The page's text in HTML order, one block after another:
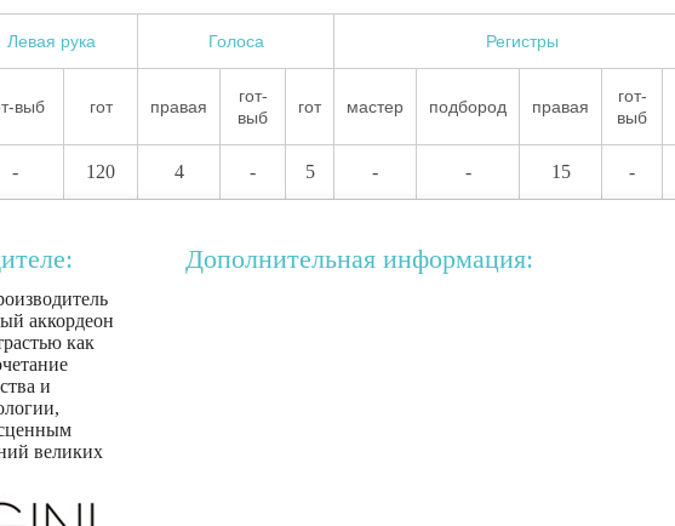
Левая рука Голоса Регистры
выб гот правая
гот-
выб
гот мастер подбород правая
гот-
выб
- 120 4 - 5 - - 15 -
аккордеон
как
и
великих
Дополнительная информация: